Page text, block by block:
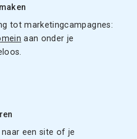
tot marketingcampagnes:
aan onder je
een site of je